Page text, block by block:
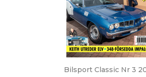
Bilsport Classic Nr 3